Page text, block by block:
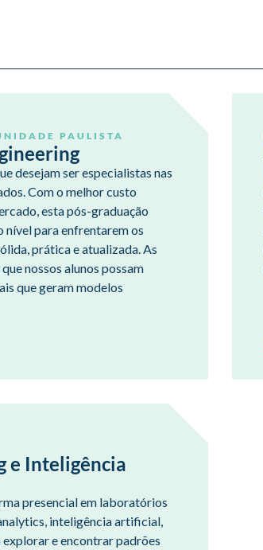
PAULISTA
desejam ser especialistas nas
Com o melhor custo
esta pós-graduação
nível para enfrentarem os
prática e atualizada. As
nossos alunos possam
que geram modelos
e Inteligência
presencial em laboratórios
inteligência artificial,
e encontrar padrões